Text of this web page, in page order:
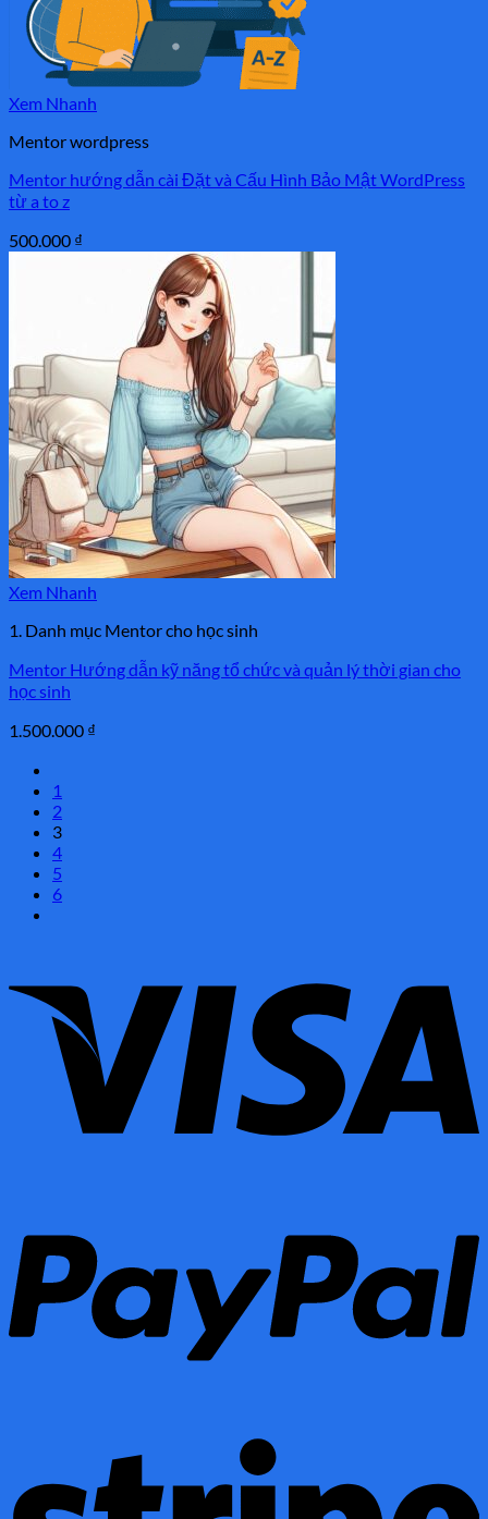
Xem Nhanh
Mentor wordpress
Mentor hướng dẫn cài Đặt và Cấu Hình Bảo Mật WordPress
từ a to z
500.000 ₫
Xem Nhanh
1. Danh mục Mentor cho học sinh
Mentor Hướng dẫn kỹ năng tổ chức và quản lý thời gian cho
học sinh
1.500.000 ₫
1
2
3
4
5
6